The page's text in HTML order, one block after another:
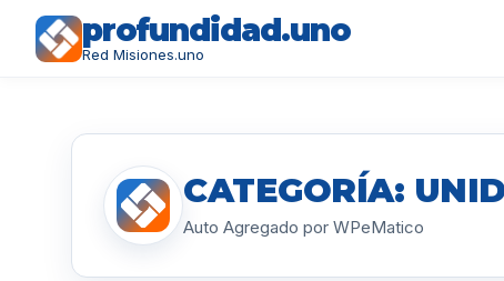
profundidad.uno
Red Misiones.uno
CATEGORÍA:
Auto Agregado por WPeMatico